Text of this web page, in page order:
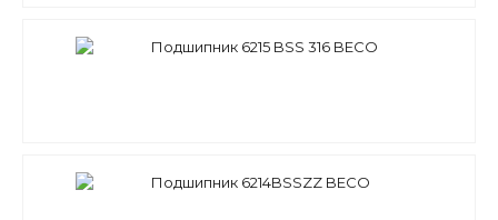
Подшипник 6215 BSS 316 BECO
Подшипник 6214BSSZZ BECO